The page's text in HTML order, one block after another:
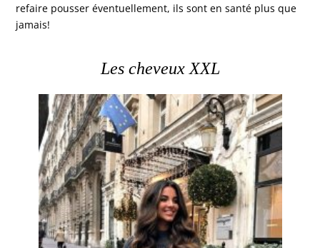
refaire pousser éventuellement, ils sont en santé plus que
jamais!
Les cheveux XXL